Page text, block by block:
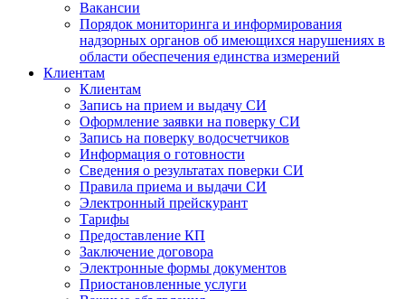
Вакансии
Порядок мониторинга и информирования
надзорных органов об имеющихся нарушениях в
области обеспечения единства измерений
Клиентам
Клиентам
Запись на прием и выдачу СИ
Оформление заявки на поверку СИ
Запись на поверку водосчетчиков
Информация о готовности
Сведения о результатах поверки СИ
Правила приема и выдачи СИ
Электронный прейскурант
Тарифы
Предоставление КП
Заключение договора
Электронные формы документов
Приостановленные услуги